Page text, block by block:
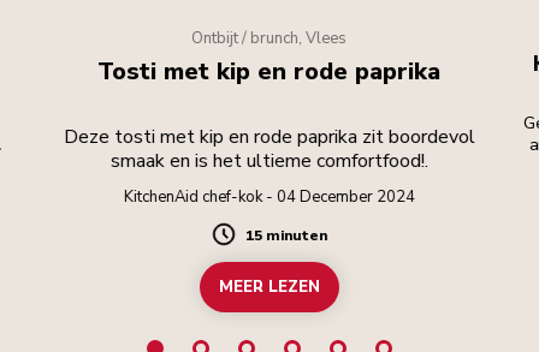
Ontbijt / brunch, Vlees
Tosti met kip en rode paprika
Deze tosti met kip en rode paprika zit boordevol
smaak en is het ultieme comfortfood!.
KitchenAid chef-kok - 04 December 2024
Duration
15 minuten
MEER LEZEN